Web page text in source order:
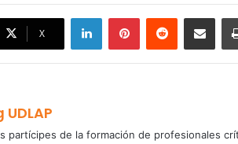
X
LinkedInPinterestReddit Share via
UDLAP
partícipes de la formación de profesionales